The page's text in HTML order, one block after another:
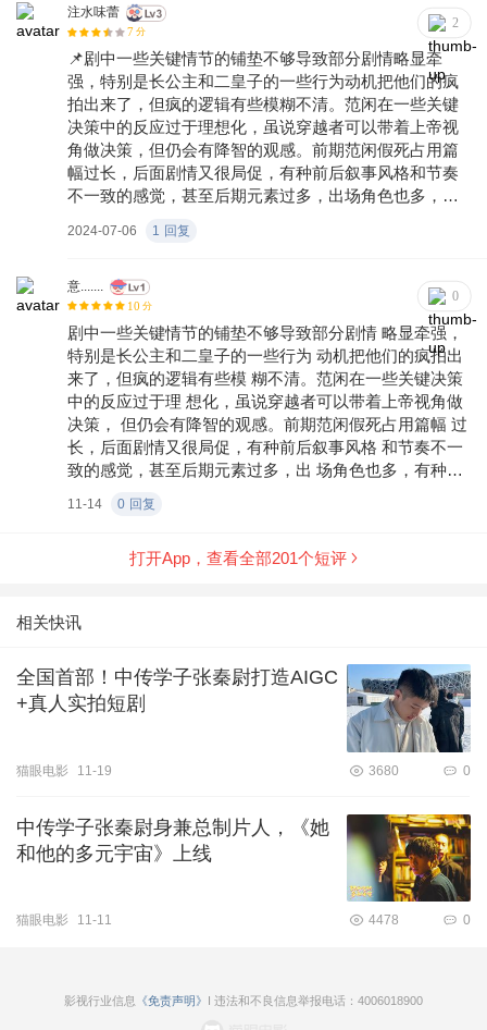
增添新鲜感‌。 ‌3. 原著还原与创新 名场面还原‌：抱月楼事
件、春闱舞弊案等原著情节高度还原，满足书粉期待‌ ‌4.
社会价值‌ 文化传播‌：通过范闲的“公平正义”追求传递正
能量，央媒评价其“影响年轻人，展现文化生命力”‌ “《庆
余年2》在延续权谋主线的基础上，以更癫狂的喜剧风格
和升级的视觉呈现带来惊喜。张若昀演绎的范闲成长线
感人至深，老戏骨们的演技依旧震撼。剧中既有对原著
名场面的忠实还原，也有
注水味蕾
7 分
2
📌剧中一些关键情节的铺垫不够导致部分剧情略显牵
强，特别是长公主和二皇子的一些行为动机把他们的疯
拍出来了，但疯的逻辑有些模糊不清。范闲在一些关键
决策中的反应过于理想化，虽说穿越者可以带着上帝视
角做决策，但仍会有降智的观感。前期范闲假死占用篇
幅过长，后面剧情又很局促，有种前后叙事风格和节奏
不一致的感觉，甚至后期元素过多，出场角色也多，有
没有明确收尾，范若若和五竹对范闲起到的作用也被边
📎总体来说第二部的拍摄场景和服化道都比第一部要更
加的精良，中心思想依然是打破陈旧世俗，救黎民百姓
于水火之中，敢为先不怕事的新时代人格魅力，通过范
闲之口道出一些当今社会存在的传统陋习，并以戏虐和
荒诞的手法点播世人，很多解决方式虽然看起来无厘
头，但这可能就是魔法打败魔法的可能性，让观众慢慢
意识到听从内心，做自己认为对的、有助于他人的事，
不用过分循规蹈矩，可以大胆再大胆一些，当孤臣多了
社会自然更进一步
2024-07-06 1 回复
意.......
10 分
0
剧中一些关键情节的铺垫不够导致部分剧情 略显牵强，
特别是长公主和二皇子的一些行为 动机把他们的疯拍出
来了，但疯的逻辑有些模 糊不清。范闲在一些关键决策
中的反应过于理 想化，虽说穿越者可以带着上帝视角做
决策， 但仍会有降智的观感。前期范闲假死占用篇幅 过
长，后面剧情又很局促，有种前后叙事风格 和节奏不一
致的感觉，甚至后期元素过多，出 场角色也多，有种混
明确收尾，范若 若和五竹对范闲起到的作用也被边缘
体来说第二部的拍摄场景和服化道都比第 一部要更加的
口道出一些当 今社会存在的传统陋习，并以戏虐和荒诞
这可能就是魔法打败魔法的可能性，让 观众慢慢意识到
听从内心，做自己认为对的、 有助于他人的事，不用过
分循规蹈矩，可以大 胆再大胆一些，当孤臣多了社会自
11-14 0 回复
打开App，查看全部201个短评
相关快讯
全国首部！中传学子张秦尉打造AIGC
+真人实拍短剧
猫眼电影 11-19 3680 0
中传学子张秦尉身兼总制片人，《她
和他的多元宇宙》上线
猫眼电影 11-11 4478 0
影视行业信息 《免责声明》 I 违法和不良信息举报电话：4006018900